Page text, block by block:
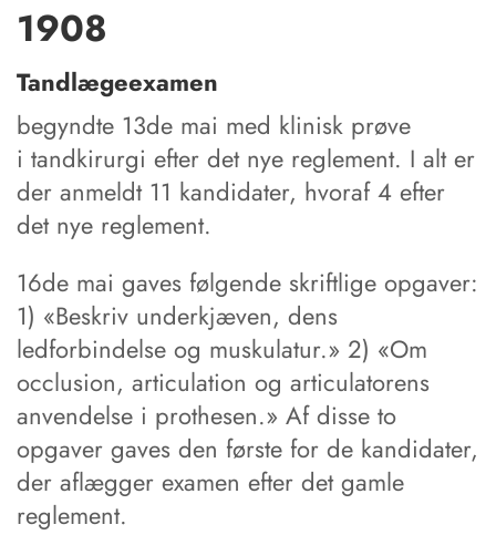
1908
Tandlægeexamen
begyndte 13de mai med klinisk prøve
i tandkirurgi efter det nye reglement. I alt er
der anmeldt 11 kandidater, hvoraf 4 efter
det nye reglement.
16de mai gaves følgende skriftlige opgaver:
1) «Beskriv underkjæven, dens
ledforbindelse og muskulatur.» 2) «Om
occlusion, articulation og articulatorens
anvendelse i prothesen.» Af disse to
opgaver gaves den første for de kandidater,
der aflægger examen efter det gamle
reglement.